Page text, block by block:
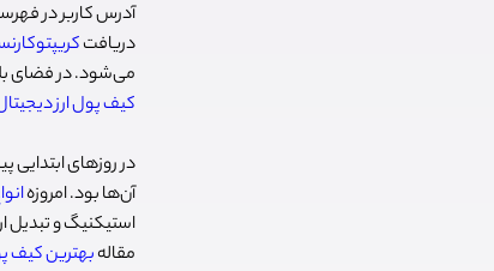
آدرس کاربر در
دریافت
می‌شود. در فضای
کیف پول ارز
در روزهای
آن‌ها بود. امروزه
استیکنیگ و تبدیل
مقالهبهترین کیف